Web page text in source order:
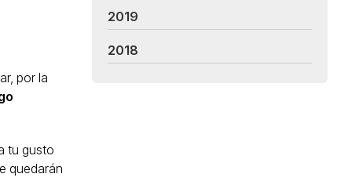
por la
tu gusto
quedarán
2019
2018